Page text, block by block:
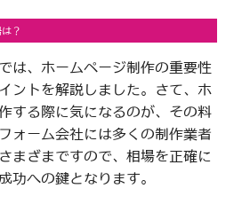
？
は、ホームページ制作の重要性
ントを解説しました。さて、ホ
する際に気になるのが、その料
ォーム会社には多くの制作業者
まざまですので、相場を正確に
功への鍵となります。